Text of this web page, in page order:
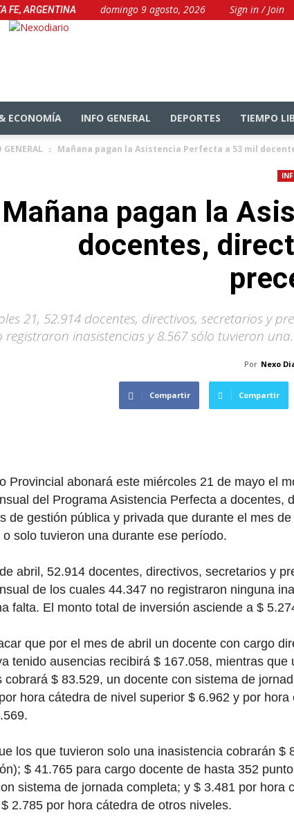
FE, ARGENTINA domingo 9 agosto, 2026
Sign in / Join
ECONOMÍA INFO GENERAL DEPORTES TIEMPO
GENERAL Mañana pagan la Asistencia Perfecta a 53 mil
Mañana pagan la
docentes,
21, 52.914 docentes, directivos, secretarios y
registraron inasistencias y 8.567 sólo tuvieron una.
Por Nexo
Compartir Compartir
Provincial abonará este miércoles 21 de mayo el
del Programa Asistencia Perfecta a docentes,
de gestión pública y privada que durante el mes
solo tuvieron una durante ese período.
abril, 52.914 docentes, directivos, secretarios y
de los cuales 44.347 no registraron ninguna
falta. El monto total de inversión asciende a $
que por el mes de abril un docente con cargo
tenido ausencias recibirá $ 167.058, mientras que
cobrará $ 83.529, un docente con sistema de
hora cátedra de nivel superior $ 6.962 y por hora
los que tuvieron solo una inasistencia cobrarán $
$ 41.765 para cargo docente de hasta 352
sistema de jornada completa; y $ 3.481 por hora
2.785 por hora cátedra de otros niveles.